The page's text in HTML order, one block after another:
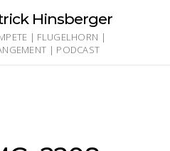
Hinsberger
| FLUGELHORN |
| PODCAST